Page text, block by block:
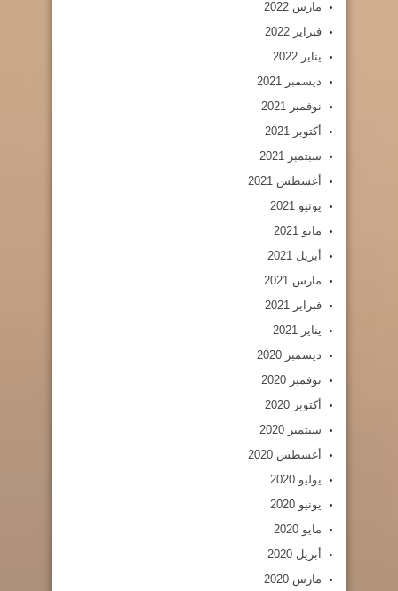
مارس 2022
فبراير 2022
يناير 2022
ديسمبر 2021
نوفمبر 2021
أكتوبر 2021
سبتمبر 2021
أغسطس 2021
يونيو 2021
مايو 2021
أبريل 2021
مارس 2021
فبراير 2021
يناير 2021
ديسمبر 2020
نوفمبر 2020
أكتوبر 2020
سبتمبر 2020
أغسطس 2020
يوليو 2020
يونيو 2020
مايو 2020
أبريل 2020
مارس 2020